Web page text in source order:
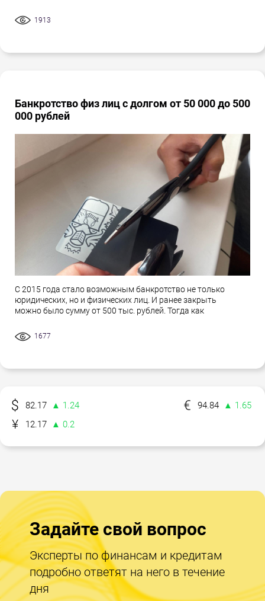
1913
Банкротство физ лиц с долгом от 50 000 до 500
000 рублей
С 2015 года стало возможным банкротство не только
юридических, но и физических лиц. И ранее закрыть
можно было сумму от 500 тыс. рублей. Тогда как
1677
82.17 ▲ 1.24 94.84
▲ 1.65
12.17
▲ 0.2
Задайте свой вопрос
Эксперты по финансам и кредитам
подробно ответят на него в течение
дня